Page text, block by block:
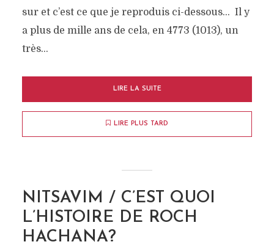
2 min. de lecture
Ajouter votre (sur)commentaire
sur et c’est ce que je reproduis ci-dessous… Il y
a plus de mille ans de cela, en 4773 (1013), un
très...
LIRE LA SUITE
LIRE PLUS TARD
NITSAVIM / C’EST QUOI
L’HISTOIRE DE ROCH
HACHANA?